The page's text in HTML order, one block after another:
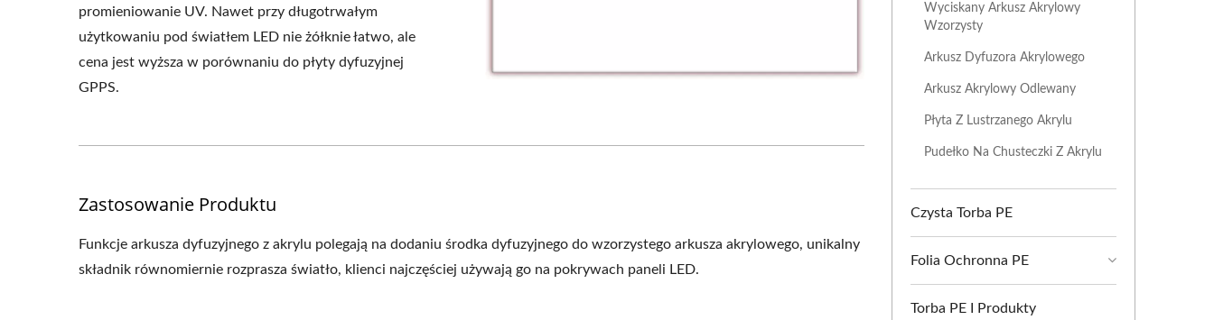
promieniowanie UV. Nawet przy długotrwałym
użytkowaniu pod światłem LED nie żółknie łatwo, ale
cena jest wyższa w porównaniu do płyty dyfuzyjnej
GPPS.
Zastosowanie Produktu
Funkcje arkusza dyfuzyjnego z akrylu polegają na dodaniu środka dyfuzyjnego do wzorzystego arkusza akrylowego, unikalny
składnik równomiernie rozprasza światło, klienci najczęściej używają go na pokrywach paneli LED.
Wyciskany Arkusz Akrylowy
Wzorzysty
Arkusz Dyfuzora Akrylowego
Arkusz Akrylowy Odlewany
Płyta Z Lustrzanego Akrylu
Pudełko Na Chusteczki Z Akrylu
Czysta Torba PE
Folia Ochronna PE
Torba PE I Produkty